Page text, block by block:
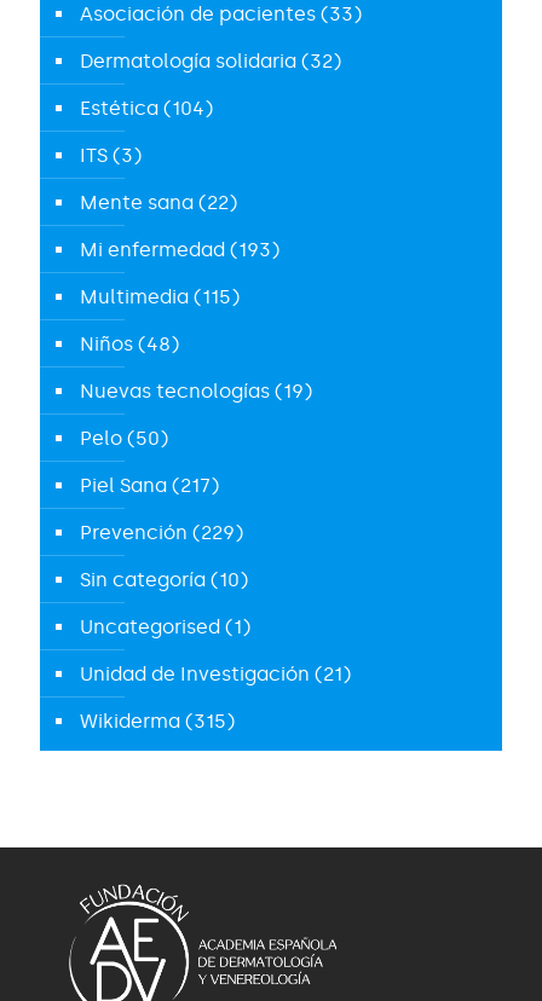
Asociación de pacientes (33)
Dermatología solidaria (32)
Estética (104)
ITS (3)
Mente sana (22)
Mi enfermedad (193)
Multimedia (115)
Niños (48)
Nuevas tecnologías (19)
Pelo (50)
Piel Sana (217)
Prevención (229)
Sin categoría (10)
Uncategorised (1)
Unidad de Investigación (21)
Wikiderma (315)